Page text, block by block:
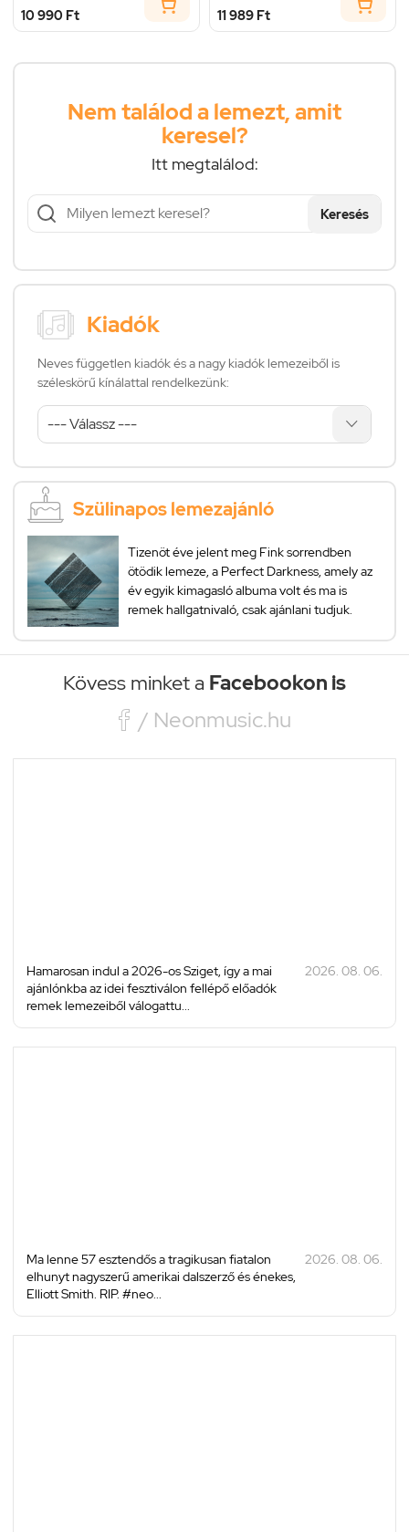
10 990 Ft 11 989 Ft
Nem találod a lemezt, amit
keresel?
Itt megtalálod:
Keresés
Kiadók
Neves független kiadók és a nagy kiadók lemezeiből is
széleskörű kínálattal rendelkezünk:
Szülinapos lemezajánló
Tizenöt éve jelent meg Fink sorrendben
ötödik lemeze, a Perfect Darkness, amely az
év egyik kimagasló albuma volt és ma is
remek hallgatnivaló, csak ajánlani tudjuk.
Kövess minket a Facebookon is
 / Neonmusic.hu
Hamarosan indul a 2026-os Sziget, így a mai
ajánlónkba az idei fesztiválon fellépő előadók
remek lemezeiből válogattu...
2026. 08. 06.
Ma lenne 57 esztendős a tragikusan fiatalon
elhunyt nagyszerű amerikai dalszerző és énekes,
Elliott Smith. RIP. #neo...
2026. 08. 06.